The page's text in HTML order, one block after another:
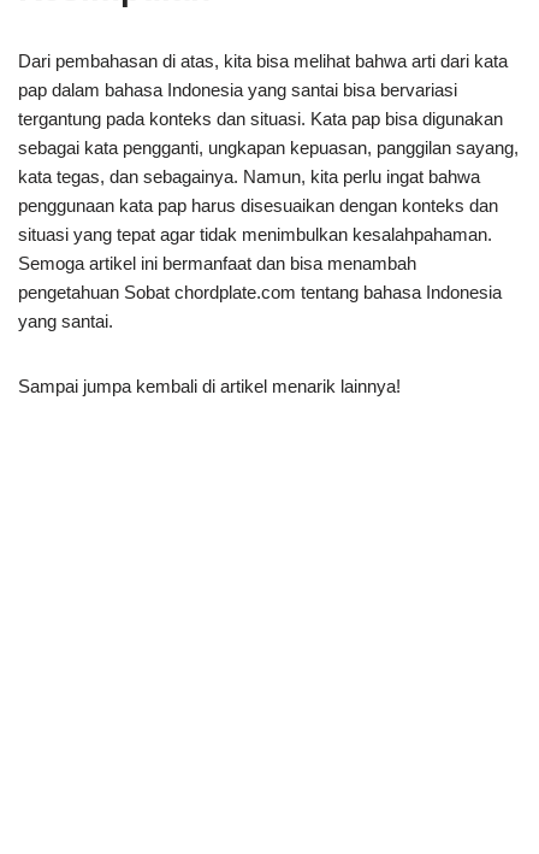
Dari pembahasan di atas, kita bisa melihat bahwa arti dari kata
pap dalam bahasa Indonesia yang santai bisa bervariasi
tergantung pada konteks dan situasi. Kata pap bisa digunakan
sebagai kata pengganti, ungkapan kepuasan, panggilan sayang,
kata tegas, dan sebagainya. Namun, kita perlu ingat bahwa
penggunaan kata pap harus disesuaikan dengan konteks dan
situasi yang tepat agar tidak menimbulkan kesalahpahaman.
Semoga artikel ini bermanfaat dan bisa menambah
pengetahuan Sobat chordplate.com tentang bahasa Indonesia
yang santai.
Sampai jumpa kembali di artikel menarik lainnya!